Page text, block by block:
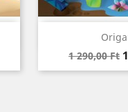
Regular
price
1 290,00 Ft
